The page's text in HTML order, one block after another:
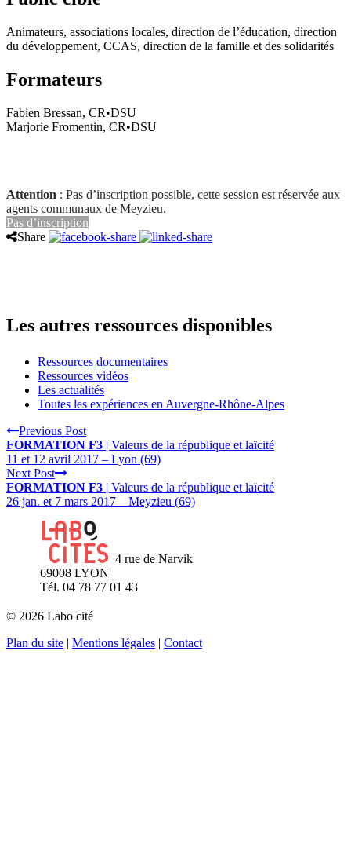
Animateurs, associations locales, direction de l’éducation, direction
du développement, CCAS, direction de la famille et des solidarités
Formateurs
Fabien Bressan, CR•DSU
Marjorie Fromentin, CR•DSU
Attention : Pas d’inscription possible, cette session est réservée aux
agents communaux de Meyzieu.
Pas d’inscription
Share
Les autres ressources disponibles
Ressources documentaires
Ressources vidéos
Les actualités
Toutes les expériences en Auvergne-Rhône-Alpes
Previous Post
FORMATION F3 | Valeurs de la république et laïcité
11 et 12 avril 2017 – Lyon (69)
Next Post
FORMATION F3 | Valeurs de la république et laïcité
26 jan. et 7 mars 2017 – Meyzieu (69)
4 rue de Narvik
69008 LYON
Tél. 04 78 77 01 43
© 2026 Labo cité
Plan du site | Mentions légales | Contact